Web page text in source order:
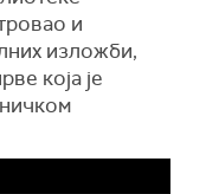
и
изложби,
која је